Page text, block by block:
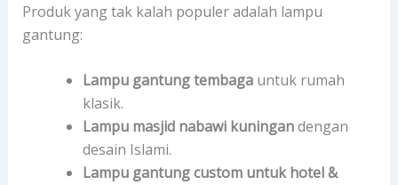
Produk yang tak kalah populer adalah lampu
gantung:
Lampu gantung tembagauntuk rumah
klasik.
Lampu masjid nabawi kuningandengan
desain Islami.
Lampu gantung custom untuk hotel &